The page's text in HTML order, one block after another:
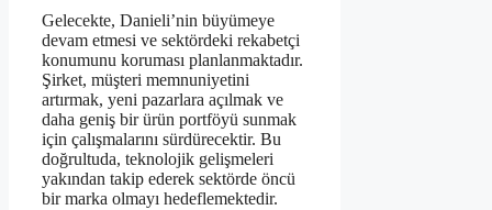
Gelecekte, Danieli’nin büyümeye
devam etmesi ve sektördeki rekabetçi
konumunu koruması planlanmaktadır.
Şirket, müşteri memnuniyetini
artırmak, yeni pazarlara açılmak ve
daha geniş bir ürün portföyü sunmak
için çalışmalarını sürdürecektir. Bu
doğrultuda, teknolojik gelişmeleri
yakından takip ederek sektörde öncü
bir marka olmayı hedeflemektedir.